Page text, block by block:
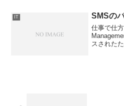
なことも
うすれば
IT SMSの
仕事で仕
スされた